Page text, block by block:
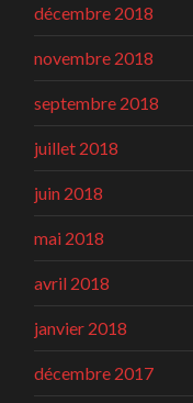
décembre 2018
novembre 2018
septembre 2018
juillet 2018
juin 2018
mai 2018
avril 2018
janvier 2018
décembre 2017